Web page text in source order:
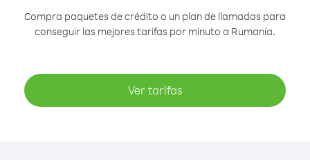
Compra paquetes de crédito o un plan de llamadas para
conseguir las mejores tarifas por minuto a Rumanía.
Ver tarifas